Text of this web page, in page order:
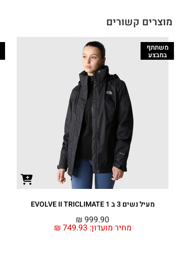
מוצרים קשורים
משתתף
במבצע
מעיל נשים 3 ב 1 EVOLVE II TRICLIMATE
מחיר מועדון: ₪ 749.93
₪ 999.90